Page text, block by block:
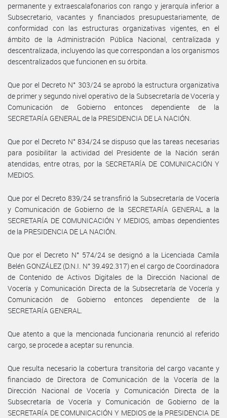
permanente y extraescalafonarios con rango y jerarquía inferior a
Subsecretario, vacantes y financiados presupuestariamente, de
conformidad con las estructuras organizativas vigentes, en el
ámbito de la Administración Pública Nacional, centralizada y
descentralizada, incluyendo las que correspondan a los organismos
descentralizados que funcionen en su órbita.
Que por el Decreto N° 303/24 se aprobó la estructura organizativa
de primer y segundo nivel operativo de la Subsecretaría de Vocería y
Comunicación de Gobierno entonces dependiente de la
SECRETARÍA GENERAL de la PRESIDENCIA DE LA NACIÓN.
Que por el Decreto N° 834/24 se dispuso que las tareas necesarias
para posibilitar la actividad del Presidente de la Nación serán
atendidas, entre otras, por la SECRETARÍA DE COMUNICACIÓN Y
MEDIOS.
Que por el Decreto 839/24 se transfirió la Subsecretaría de Vocería
y Comunicación de Gobierno de la SECRETARÍA GENERAL a la
SECRETARÍA DE COMUNICACIÓN Y MEDIOS, ambas dependientes
de la PRESIDENCIA DE LA NACIÓN.
Que por el Decreto N° 574/24 se designó a la Licenciada Camila
Belén GONZÁLEZ (D.N.I. N° 39.492.317) en el cargo de Coordinadora
de Contenido de Activos Digitales de la Dirección Nacional de
Vocería y Comunicación Directa de la Subsecretaría de Vocería y
Comunicación de Gobierno entonces dependiente de la
SECRETARÍA GENERAL.
Que atento a que la mencionada funcionaria renunció al referido
cargo, se procede a aceptar su renuncia.
Que resulta necesario la cobertura transitoria del cargo vacante y
financiado de Directora de Comunicación de la Vocería de la
Dirección Nacional de Vocería y Comunicación Directa de la
Subsecretaría de Vocería y Comunicación de Gobierno de la
SECRETARÍA DE COMUNICACIÓN Y MEDIOS de la PRESIDENCIA DE